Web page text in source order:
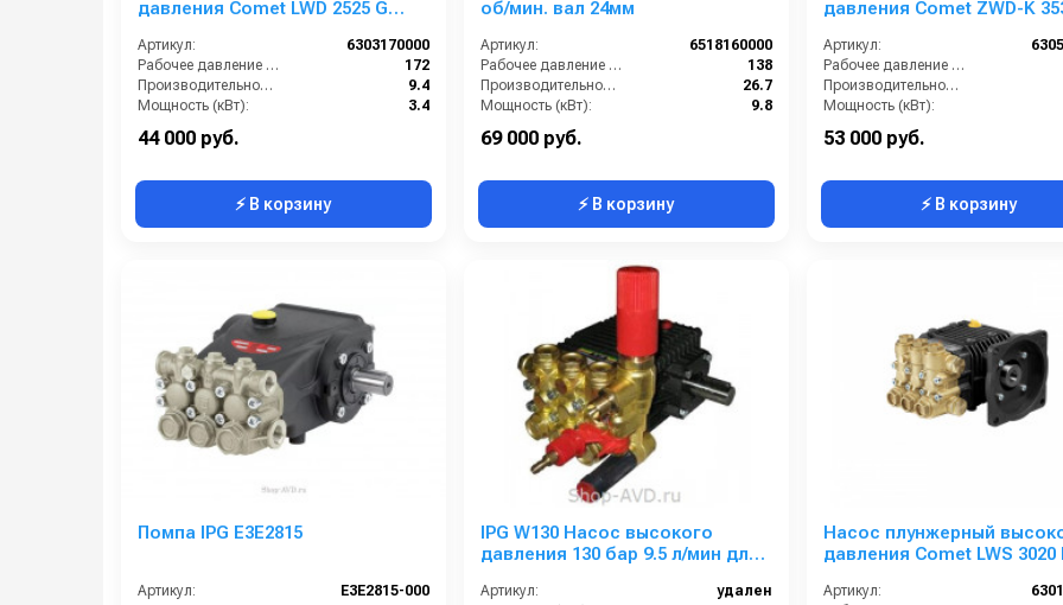
давления Comet LWD 2525 G
Артикул:
6303170000
Рабочее давление (бар):
172
Производительность (л/мин):
9.4
Мощность (кВт):
3.4
44 000 руб.
⚡ В корзину
об/мин. вал 24мм
Артикул:
6518160000
Рабочее давление (бар):
138
Производительность (л/мин):
26.7
Мощность (кВт):
9.8
69 000 руб.
⚡ В корзину
давления Comet ZWD-K
Артикул:
Рабочее давление (бар):
Производительность (л/мин):
Мощность (кВт):
53 000 руб.
⚡ В корзину
Помпа IPG E3E2815
Артикул:
E3E2815-000
IPG W130 Насос высокого
давления 130 бар 9.5 л/мин для
Артикул:
удален
Насос плунжерный
давления Comet LWS 3020
Артикул: